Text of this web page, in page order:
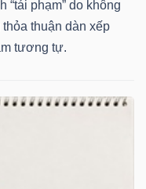
“tái phạm” do không
thuận dàn xếp
tương tự.